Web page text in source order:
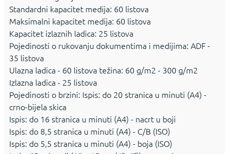
Standardni kapacitet medija: 60 listova
Maksimalni kapacitet medija: 60 listova
Kapacitet izlaznih ladica: 25 listova
Pojedinosti o rukovanju dokumentima i medijima: ADF -
35 listova
Ulazna ladica - 60 listova težina: 60 g/m2 - 300 g/m2
Izlazna ladica - 25 listova
Pojedinosti o brzini: Ispis: do 20 stranica u minuti (A4) -
crno-bijela skica
Ispis: do 16 stranica u minuti (A4) - nacrt u boji
Ispis: do 8,5 stranica u minuti (A4) - C/B (ISO)
Ispis: do 5,5 stranica u minuti (A4) - boja (ISO)